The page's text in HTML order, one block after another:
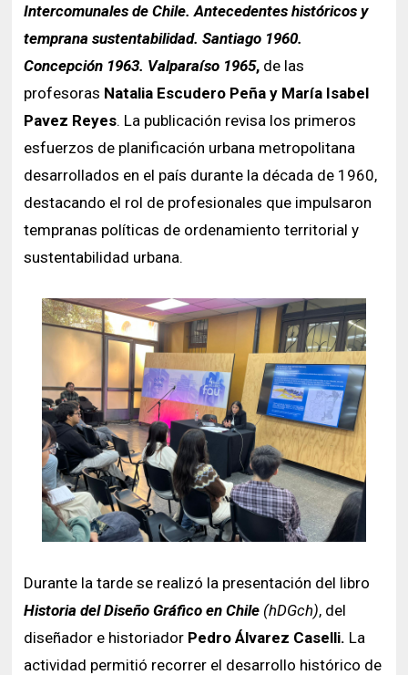
Intercomunales de Chile. Antecedentes históricos y
temprana sustentabilidad. Santiago 1960.
Concepción 1963. Valparaíso 1965, de las
profesoras Natalia Escudero Peña y María Isabel
Pavez Reyes. La publicación revisa los primeros
esfuerzos de planificación urbana metropolitana
desarrollados en el país durante la década de 1960,
destacando el rol de profesionales que impulsaron
tempranas políticas de ordenamiento territorial y
sustentabilidad urbana.
Durante la tarde se realizó la presentación del libro
Historia del Diseño Gráfico en Chile (hDGch), del
diseñador e historiador Pedro Álvarez Caselli. La
actividad permitió recorrer el desarrollo histórico de